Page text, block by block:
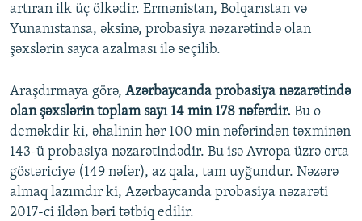
artıran ilk üç ölkədir. Ermənistan, Bolqarıstan və
Yunanıstansa, əksinə, probasiya nəzarətində olan
şəxslərin sayca azalması ilə seçilib.
Araşdırmaya görə, Azərbaycanda probasiya nəzarətində
olan şəxslərin toplam sayı 14 min 178 nəfərdir. Bu o
deməkdir ki, əhalinin hər 100 min nəfərindən təxminən
143-ü probasiya nəzarətindədir. Bu isə Avropa üzrə orta
göstəriciyə (149 nəfər), az qala, tam uyğundur. Nəzərə
almaq lazımdır ki, Azərbaycanda probasiya nəzarəti
2017-ci ildən bəri tətbiq edilir.